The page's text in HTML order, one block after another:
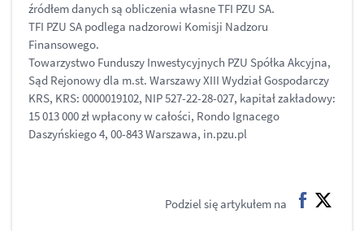
źródłem danych są obliczenia własne TFI PZU SA.
TFI PZU SA podlega nadzorowi Komisji Nadzoru
Finansowego.
Towarzystwo Funduszy Inwestycyjnych PZU Spółka Akcyjna,
Sąd Rejonowy dla m.st. Warszawy XIII Wydział Gospodarczy
KRS, KRS: 0000019102, NIP 527-22-28-027, kapitał zakładowy:
15 013 000 zł wpłacony w całości, Rondo Ignacego
Daszyńskiego 4, 00-843 Warszawa, in.pzu.pl
Podziel się artykułem na